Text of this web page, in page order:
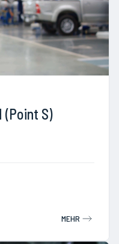
(Point S)
MEHR